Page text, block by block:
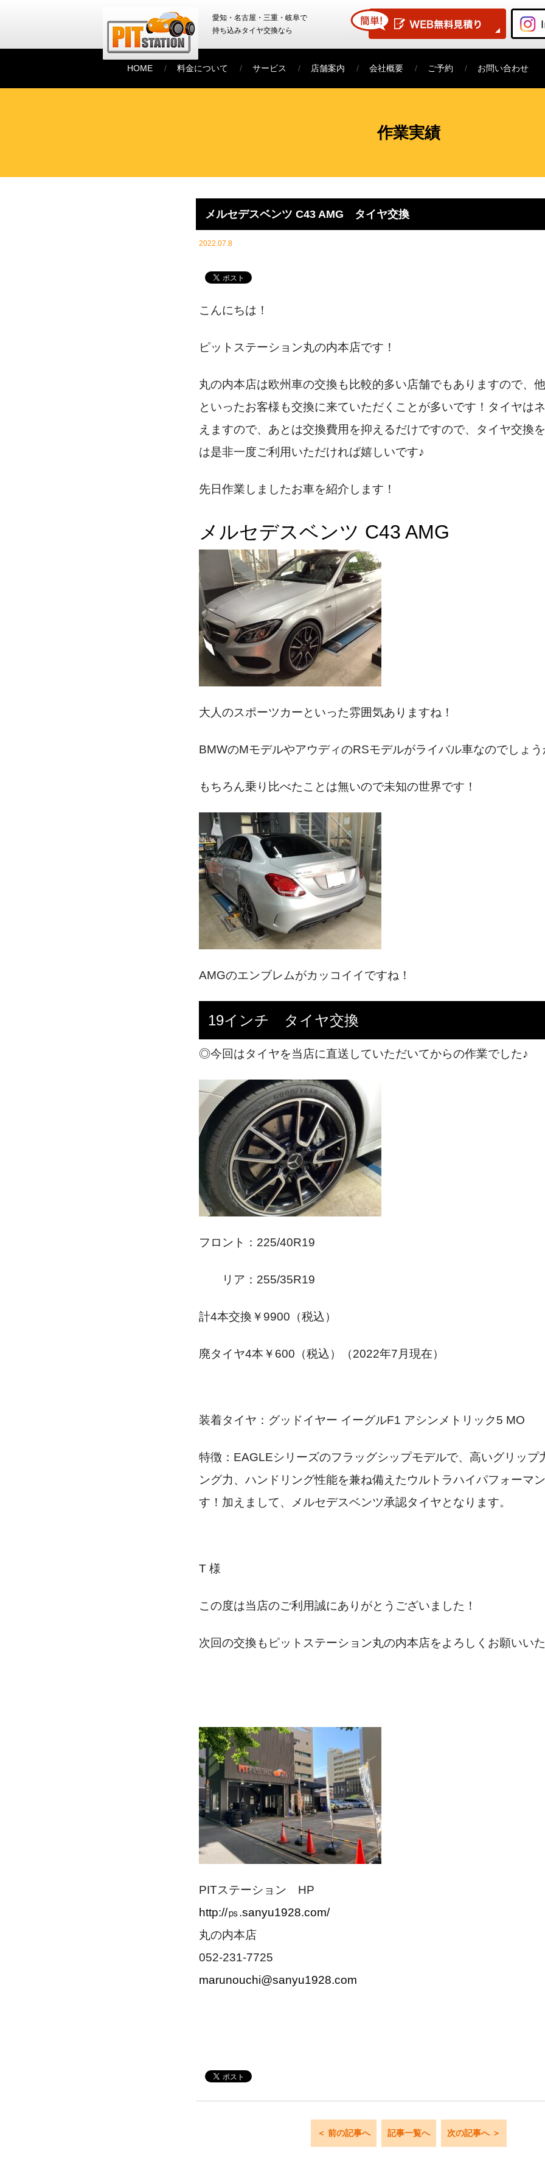
愛知・名古屋・三重・岐阜で
持ち込みタイヤ交換なら
HOME 料金について サービス 店舗案内 会社概要 ご予約 お問い合わせ
作業実績
メルセデスベンツ C43 AMG タイヤ交換
2022.07.8
こんにちは！
ピットステーション丸の内本店です！
丸の内本店は欧州車の交換も比較的多い店舗でもありますので、
といったお客様も交換に来ていただくことが多いです！タイヤは
えますので、あとは交換費用を抑えるだけですので、タイヤ交換
は是非一度ご利用いただければ嬉しいです♪
先日作業しましたお車を紹介します！
メルセデスベンツ C43 AMG
大人のスポーツカーといった雰囲気ありますね！
BMWのMモデルやアウディのRSモデルがライバル車なのでしょう
もちろん乗り比べたことは無いので未知の世界です！
AMGのエンブレムがカッコイイですね！
19インチ タイヤ交換
◎今回はタイヤを当店に直送していただいてからの作業でした♪
フロント：225/40R19
リア：255/35R19
計4本交換￥9900（税込）
廃タイヤ4本￥600（税込）（2022年7月現在）
装着タイヤ：グッドイヤー イーグルF1 アシンメトリック5 MO
特徴：EAGLEシリーズのフラッグシップモデルで、高いグリップ
ング力、ハンドリング性能を兼ね備えたウルトラハイパフォーマ
す！加えまして、メルセデスベンツ承認タイヤとなります。
T 様
この度は当店のご利用誠にありがとうございました！
次回の交換もピットステーション丸の内本店をよろしくお願いい
PITステーション HP
http://㎰.sanyu1928.com/
丸の内本店
052-231-7725
marunouchi@sanyu1928.com
＜ 前の記事へ 記事一覧へ 次の記事へ ＞